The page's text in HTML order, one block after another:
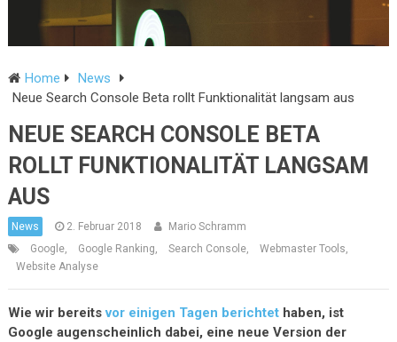
Home
News
Neue Search Console Beta rollt Funktionalität langsam aus
NEUE SEARCH CONSOLE BETA
ROLLT FUNKTIONALITÄT LANGSAM
AUS
News 2. Februar 2018
Mario Schramm
Google, Google Ranking Search Console, Webmaster Tools
Website Analyse
Wie wir bereitsvor einigen Tagen berichtethaben, ist
Google augenscheinlich dabei, eine neue Version der